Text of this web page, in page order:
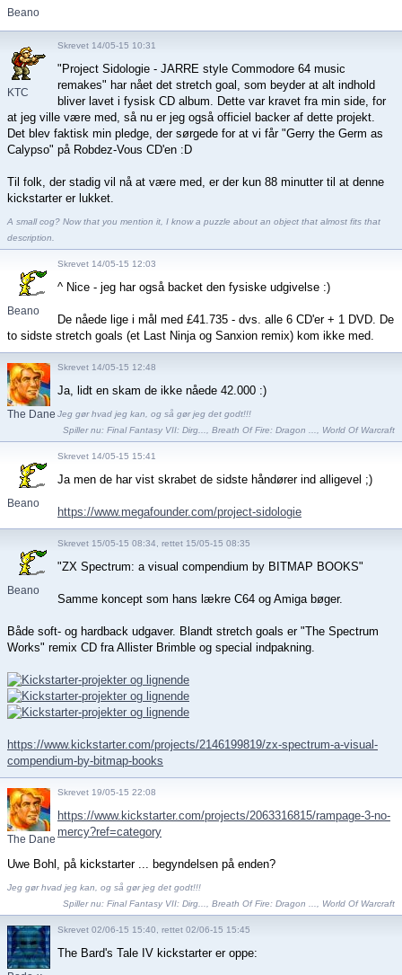
Beano
KTC
Skrevet 14/05-15 10:31
"Project Sidologie - JARRE style Commodore 64 music
remakes" har nået det stretch goal, som beyder at alt indhold
bliver lavet i fysisk CD album. Dette var kravet fra min side, for
at jeg ville være med, så nu er jeg også officiel backer af dette projekt.
Det blev faktisk min pledge, der sørgede for at vi får "Gerry the Germ as
Calypso" på Robdez-Vous CD'en :D
Til folk, der stadig vil nå at være med, er der kun 88 minutter til at denne
kickstarter er lukket.
A small cog? Now that you mention it, I know a puzzle about an object that almost fits that
description.
Beano
Skrevet 14/05-15 12:03
^ Nice - jeg har også backet den fysiske udgivelse :)
De nåede lige i mål med £41.735 - dvs. alle 6 CD'er + 1 DVD. De
to sidste stretch goals (et Last Ninja og Sanxion remix) kom ikke med.
The Dane
Skrevet 14/05-15 12:48
Ja, lidt en skam de ikke nåede 42.000 :)
Jeg gør hvad jeg kan, og så gør jeg det godt!!!
Spiller nu: Final Fantasy VII: Dirg... Breath Of Fire: Dragon ... World Of Warcraft
Beano
Skrevet 14/05-15 15:41
Ja men de har vist skrabet de sidste håndører ind alligevel ;)
https://www.megafounder.com/project-sidologie
Beano
Skrevet 15/05-15 08:34, rettet 15/05-15 08:35
"ZX Spectrum: a visual compendium by BITMAP BOOKS"
Samme koncept som hans lækre C64 og Amiga bøger.
Både soft- og hardback udgaver. Blandt stretch goals er "The Spectrum
Works" remix CD fra Allister Brimble og special indpakning.
https://www.kickstarter.com/projects/2146199819/zx-spectrum-a-visual-
compendium-by-bitmap-books
The Dane
Skrevet 19/05-15 22:08
https://www.kickstarter.com/projects/2063316815/rampage-3-no-
mercy?ref=category
Uwe Bohl, på kickstarter ... begyndelsen på enden?
Jeg gør hvad jeg kan, og så gør jeg det godt!!!
Spiller nu: Final Fantasy VII: Dirg... Breath Of Fire: Dragon ... World Of Warcraft
Skrevet 02/06-15 15:40, rettet 02/06-15 15:45
The Bard's Tale IV kickstarter er oppe: